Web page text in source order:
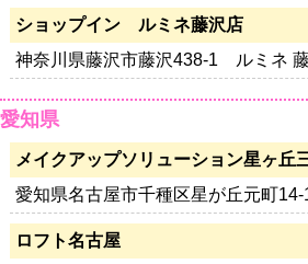
ショップイン ルミネ藤沢店
神奈川県藤沢市藤沢438-1 ルミネ
愛知県
メイクアップソリューション星ヶ丘
愛知県名古屋市千種区星が丘元町
ロフト名古屋